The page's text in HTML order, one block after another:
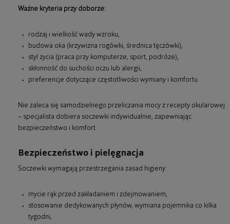
Ważne kryteria przy doborze:
rodzaj i wielkość wady wzroku,
budowa oka (krzywizna rogówki, średnica tęczówki),
styl życia (praca przy komputerze, sport, podróże),
skłonność do suchości oczu lub alergii,
preferencje dotyczące częstotliwości wymiany i komfortu.
Nie zaleca się samodzielnego przeliczania mocy z recepty okularowej
– specjalista dobiera soczewki indywidualnie, zapewniając
bezpieczeństwo i komfort.
Bezpieczeństwo i pielęgnacja
Soczewki wymagają przestrzegania zasad higieny:
mycie rąk przed zakładaniem i zdejmowaniem,
stosowanie dedykowanych płynów, wymiana pojemnika co kilka
tygodni,